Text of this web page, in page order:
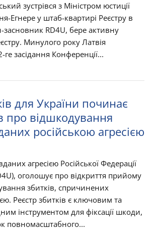
зустрівся з Міністром юстиції
Егнере у штаб-квартирі Реєстру в
засновник RD4U, бере активну
Минулого року Латвія
засідання Конференції...
для України починає
про відшкодування
російською агресією
агресією Російської Федерації
оголошує про відкриття прийому
збитків, спричинених
Реєстр збитків є ключовим та
інструментом для фіксації шкоди,
повномасштабного...